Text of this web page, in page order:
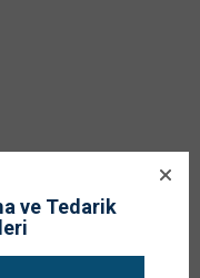
ve Tedarik